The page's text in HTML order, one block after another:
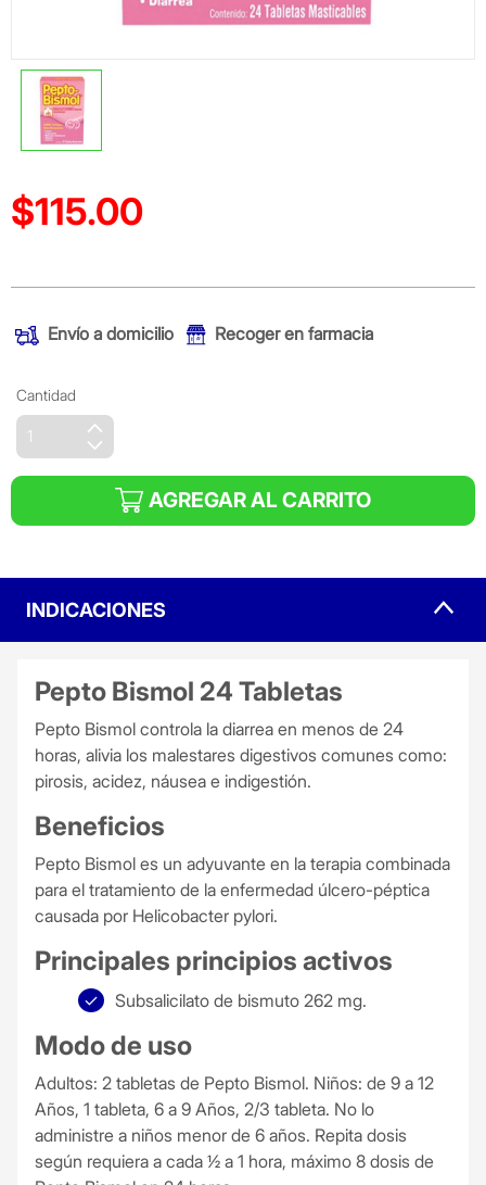
Precio reducido de
$115.00
Envío a domicilio Recoger en farmacia
Cantidad
AGREGAR AL CARRITO
INDICACIONES
Pepto Bismol 24 Tabletas
Pepto Bismol controla la diarrea en menos de 24
horas, alivia los malestares digestivos comunes como:
pirosis, acidez, náusea e indigestión.
Beneficios
Pepto Bismol es un adyuvante en la terapia combinada
para el tratamiento de la enfermedad úlcero-péptica
causada por Helicobacter pylori.
Principales principios activos
Subsalicilato de bismuto 262 mg.
Modo de uso
Adultos: 2 tabletas de Pepto Bismol. Niños: de 9 a 12
Años, 1 tableta, 6 a 9 Años, 2/3 tableta. No lo
administre a niños menor de 6 años. Repita dosis
según requiera a cada ½ a 1 hora, máximo 8 dosis de